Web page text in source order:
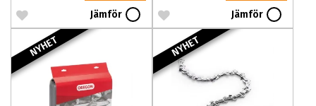
Jämför Jämför
NYHET NYHET